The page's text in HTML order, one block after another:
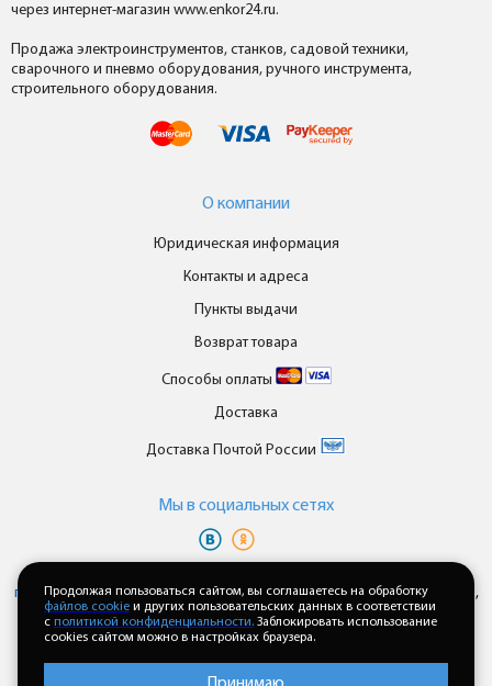
через интернет-магазин www.enkor24.ru.
Продажа электроинструментов, станков, садовой техники,
сварочного и пневмо оборудования, ручного инструмента,
строительного оборудования.
О компании
Юридическая информация
Контакты и адреса
Пункты выдачи
Возврат товара
Способы оплаты
Доставка
Доставка Почтой России
Мы в cоциальных сетях
персональных данныхипользовательского соглашениякаждый раз,
когда оставляете свои данные в любой форме обратной связи на
сайте enkor24.ru
Продолжая пользоваться сайтом, вы соглашаетесь на обработку
файлов cookie и других пользовательских данных в соответствии
с политикой конфиденциальности. Заблокировать использование
cookies сайтом можно в настройках браузера.